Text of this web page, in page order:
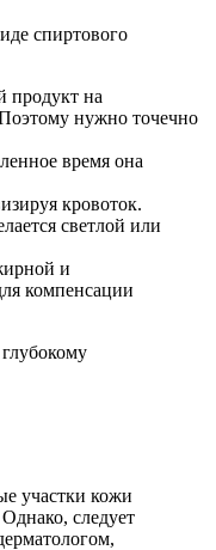
спиртового
продукт на
нужно точечно
время она
кровоток.
светлой или
и
компенсации
участки кожи
следует